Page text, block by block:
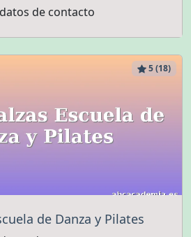
de contacto
5 (18)
de Danza y Pilates